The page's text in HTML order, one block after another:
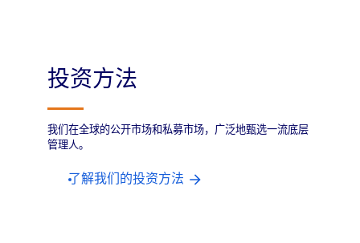
投资方法
我们在全球的公开市场和私募市场，广泛地甄选一流底层
管理人。
了解我们的投资方法